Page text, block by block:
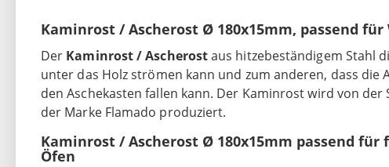
Kaminrost / Ascherost Ø 180x15mm, passend
Der Kaminrost / Ascherostaus hitzebeständigem Stahl
unter das Holz strömen kann und zum anderen, dass die
den Aschekasten fallen kann. Der Kaminrost wird von
der Marke Flamado produziert.
Kaminrost / Ascherost Ø 180x15mm passend
Öfen